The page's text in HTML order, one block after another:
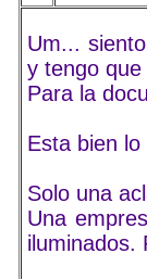
Um...
y tengo
Para la
Esta bien
Solo una
Una
iluminados.